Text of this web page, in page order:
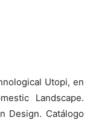
Utopi, en
Landscape.
Design. Catálogo